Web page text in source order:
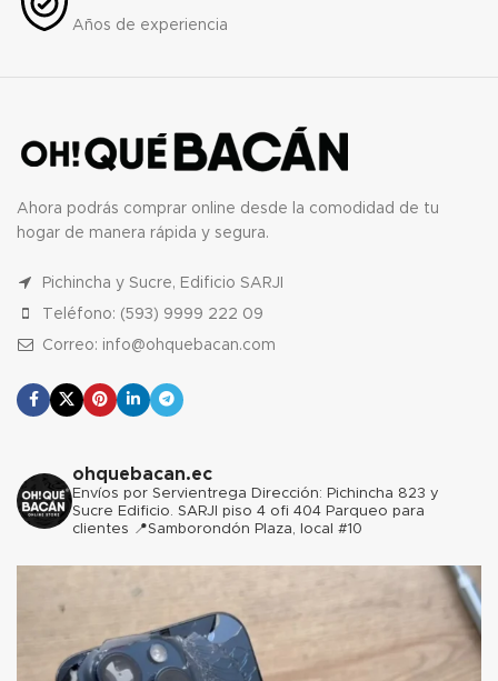
Años de experiencia
Ahora podrás comprar online desde la comodidad de tu
hogar de manera rápida y segura.
Pichincha y Sucre, Edificio SARJI
Teléfono: (593) 9999 222 09
Correo: info@ohquebacan.com
ohquebacan.ec
Envíos por Servientrega Dirección: Pichincha 823 y
Sucre Edificio. SARJI piso 4 ofi 404 Parqueo para
clientes 📍Samborondón Plaza, local #10